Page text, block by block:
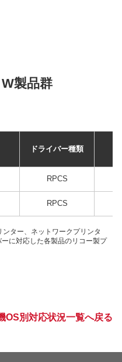
製品群
ドライバー種類
RPCS
RPCS
ター、ネットワークプリンタ
に対応した各製品のリコー製プ
OS別対応状況一覧へ戻る